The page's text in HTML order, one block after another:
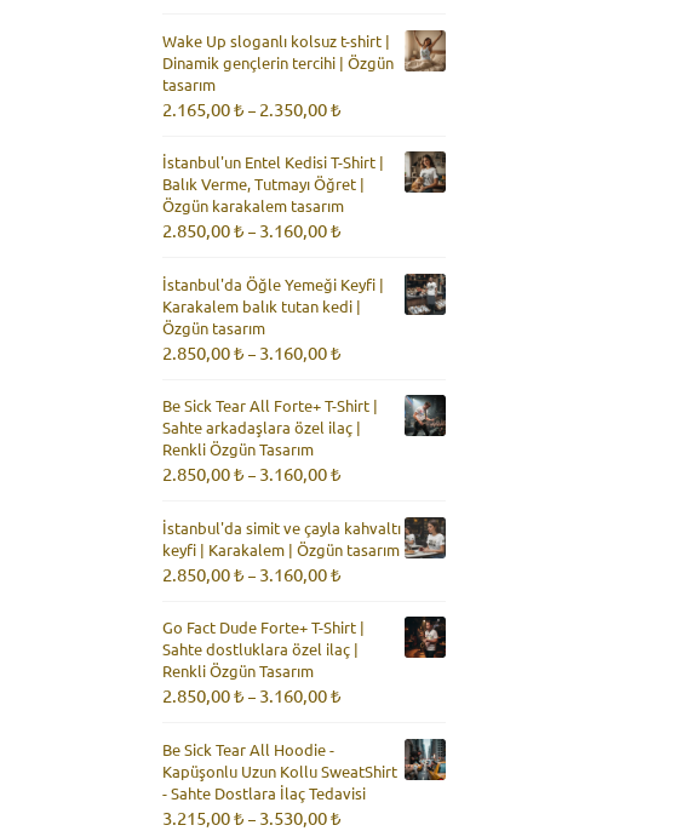
-
2.465,00 ₺
Wake Up sloganlı kolsuz t-shirt |
Dinamik gençlerin tercihi | Özgün
tasarım
2.165,00₺ – 2.350,00₺
-
2.350,00 ₺
İstanbul'un Entel Kedisi T-Shirt |
Balık Verme, Tutmayı Öğret |
Özgün karakalem tasarım
2.850,00₺ – 3.160,00₺
-
3.160,00 ₺
İstanbul'da Öğle Yemeği Keyfi |
Karakalem balık tutan kedi |
Özgün tasarım
2.850,00₺ – 3.160,00₺
-
3.160,00 ₺
Be Sick Tear All Forte+ T-Shirt |
Sahte arkadaşlara özel ilaç |
Renkli Özgün Tasarım
2.850,00₺ – 3.160,00₺
-
3.160,00 ₺
İstanbul'da simit ve çayla kahvaltı
keyfi | Karakalem | Özgün tasarım
2.850,00₺ – 3.160,00₺
-
3.160,00 ₺
Go Fact Dude Forte+ T-Shirt |
Sahte dostluklara özel ilaç |
Renkli Özgün Tasarım
2.850,00₺ – 3.160,00₺
3.160,00 ₺
Be Sick Tear All Hoodie -
Kapüşonlu Uzun Kollu SweatShirt
- Sahte Dostlara İlaç Tedavisi
3.215,00₺ – 3.530,00₺